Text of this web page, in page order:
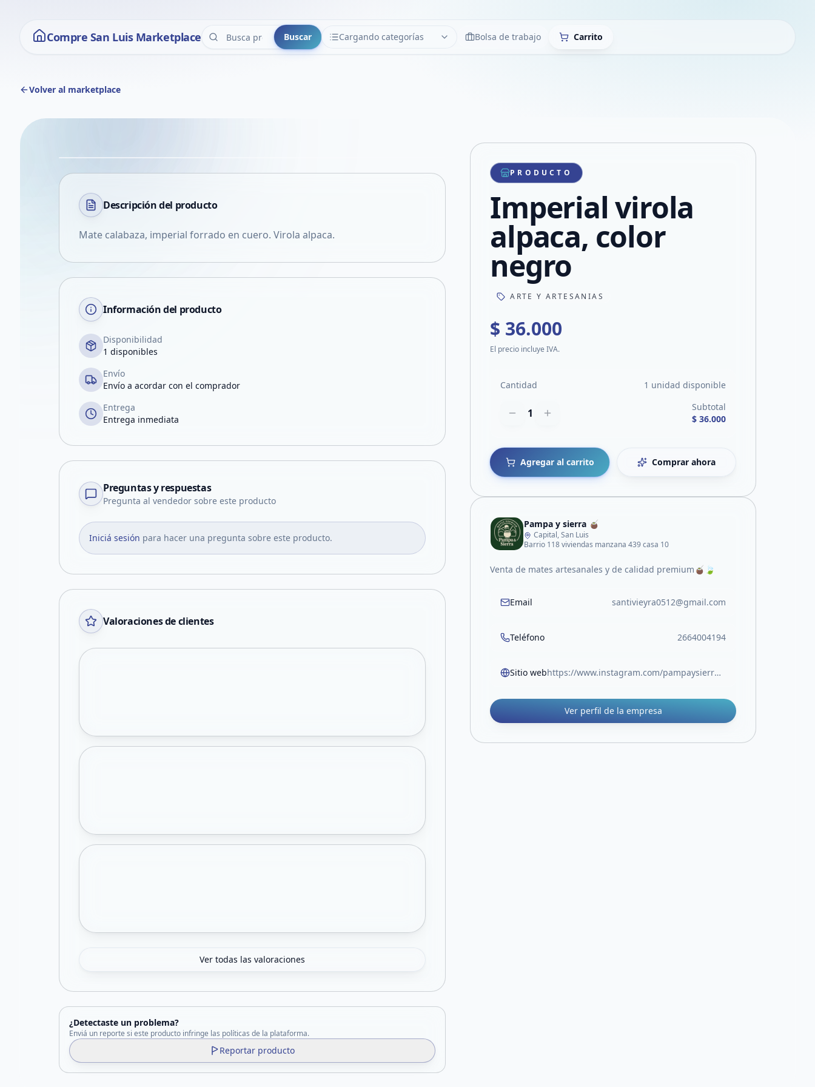
Compre San Luis Marketplace Buscar Cargando categorías
CATEGORÍAS LimpiarBolsa de trabajo Carrito
Volver al marketplace
VER EN PANTALLA COMPLETA
Compartir producto
Compartir por WhatsApp
Compartir por mail
Compartir en Facebook
Compartir en X
Descripción del producto
Mate calabaza, imperial forrado en cuero. Virola alpaca.
Información del producto
Disponibilidad
1 disponibles
Envío
Envío a acordar con el comprador
Entrega
Entrega inmediata
Preguntas y respuestas
Pregunta al vendedor sobre este producto
Iniciá sesión para hacer una pregunta sobre este producto.
Valoraciones de clientes
Ver todas las valoraciones
¿Detectaste un problema?
Enviá un reporte si este producto infringe las políticas de la plataforma.
Reportar producto
PRODUCTO
Imperial virola
alpaca, color
negro
ARTE Y ARTESANIAS
$ 36.000
El precio incluye IVA.
Cantidad 1 unidad disponible
1
Subtotal
$ 36.000
Agregar al carrito Comprar ahora
Pampa y sierra 🧉
Capital, San Luis
Barrio 118 viviendas manzana 439 casa 10
Venta de mates artesanales y de calidad premium🧉🍃
Email santivieyra0512@gmail.com
Teléfono 2664004194
Sitio web https://www.instagram.com/pampaysierra?igsh=czB1YTMyd3BqamVn&utm_source=qr
Ver perfil de la empresa